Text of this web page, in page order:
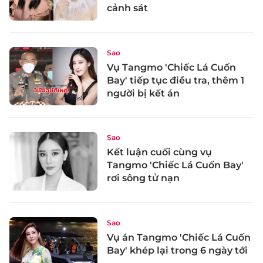
cảnh sát
Sao
Vụ Tangmo 'Chiếc Lá Cuốn
Bay' tiếp tục điều tra, thêm 1
người bị kết án
Sao
Kết luận cuối cùng vụ
Tangmo 'Chiếc Lá Cuốn Bay'
rơi sông tử nạn
Sao
Vụ án Tangmo 'Chiếc Lá Cuốn
Bay' khép lại trong 6 ngày tới